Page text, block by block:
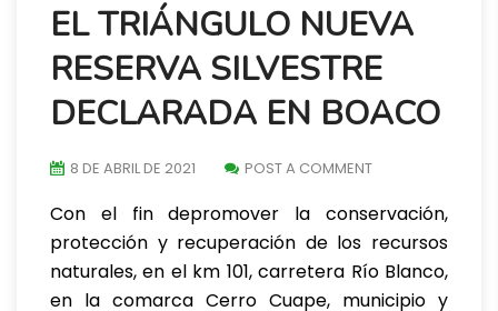
EL TRIÁNGULO NUEVA
RESERVA SILVESTRE
DECLARADA EN BOACO
8 DE ABRIL DE 2021 POST A COMMENT
Con el fin depromover la conservación,
protección y recuperación de los recursos
naturales, en el km 101, carretera Río Blanco,
en la comarca Cerro Cuape, municipio y